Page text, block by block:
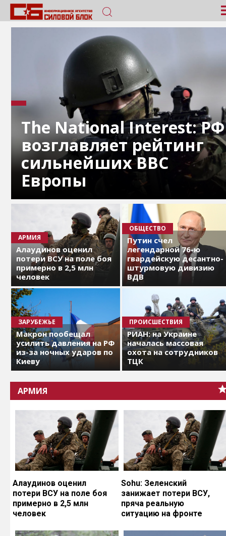
The National Interest: РФ
возглавляет рейтинг
сильнейших ВВС
Европы
АРМИЯ
Алаудинов оценил
потери ВСУ на поле боя
примерно в 2,5 млн
человек
ОБЩЕСТВО
Путин счел
легендарной 76-ю
гвардейскую десантно-
штурмовую дивизию
ВДВ
ЗАРУБЕЖЬЕ
Макрон пообещал
усилить давления на РФ
из-за ночных ударов по
Киеву
ПРОИСШЕСТВИЯ
РИАН: на Украине
началась массовая
охота на сотрудников
ТЦК
АРМИЯ
Алаудинов оценил
потери ВСУ на поле боя
примерно в 2,5 млн
человек
Sohu: Зеленский
занижает потери ВСУ,
пряча реальную
ситуацию на фронте